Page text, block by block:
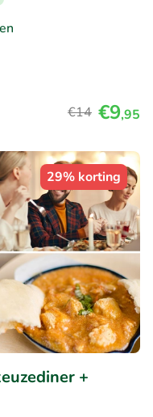
€14 €9,95
29% korting
+